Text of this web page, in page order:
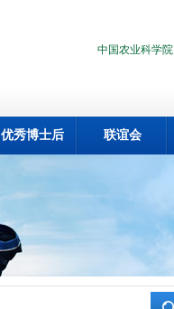
中国农业科学院
优秀博士后 联谊会